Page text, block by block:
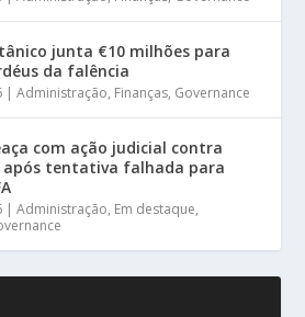
junta €10 milhões para
da falência
|Administração, Finanças, Governance
com ação judicial contra
tentativa falhada para
|Administração, Em destaque,